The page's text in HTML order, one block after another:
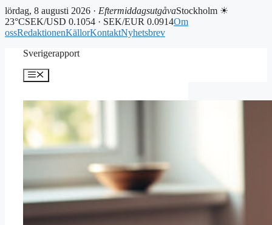
lördag, 8 augusti 2026 · EftermiddagsutgåvaStockholm ☀
23°CSEK/USD 0.1054 · SEK/EUR 0.0914Om
ossRedaktionenKällorKontaktNyhetsbrev
Sverigerapport
Meny